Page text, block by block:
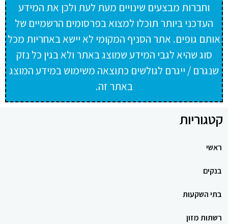
וחברות מבצעים שינויים מעת לעת ולכן את המידע
העדכני ביותר תוכלו למצוא בפרסומים הרשמיים של
אותם גופים. אתר הסניף המקומי לא יישא באחריות מכל
סוג שהיא לגבי המידע שמוצג באתר ולא בגין כל נזק
שנגרם / ייגרם לגולשים כתוצאה משימוש במידע המוצג
באתר זה.
קטגוריות
ראשי
בנקים
בתי השקעות
רשתות מזון